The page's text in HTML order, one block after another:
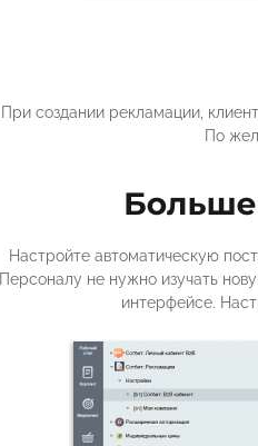
При создании рекламации,
По
Настройте автоматическую
Персоналу не нужно изучать
интерфейсе.